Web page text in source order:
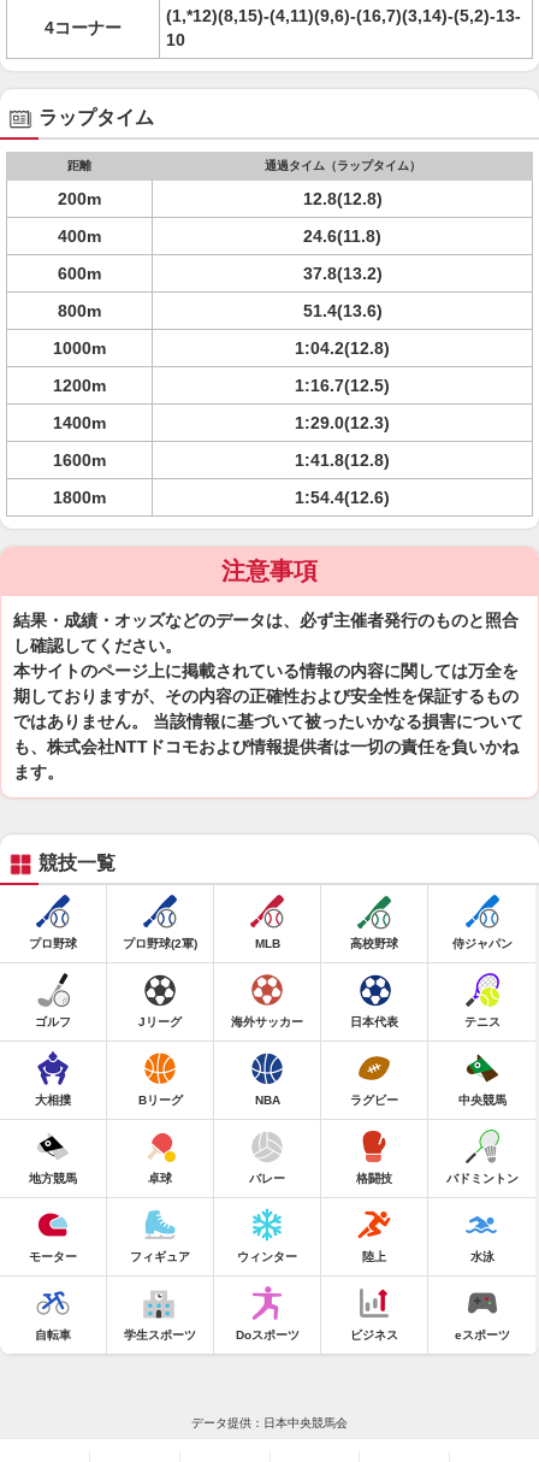
4コーナー
(1,*12)(8,15)-(4,11)(9,6)-(16,7)(3,14)-(5,2)-13-
10
ラップタイム
距離 通過タイム（ラップタイム）
200m
12.8(12.8)
400m
24.6(11.8)
600m
37.8(13.2)
800m
51.4(13.6)
1000m
1:04.2(12.8)
1200m
1:16.7(12.5)
1400m
1:29.0(12.3)
1600m
1:41.8(12.8)
1800m
1:54.4(12.6)
注意事項
結果・成績・オッズなどのデータは、必ず主催者発行のものと照合
し確認してください。
本サイトのページ上に掲載されている情報の内容に関しては万全を
期しておりますが、その内容の正確性および安全性を保証するもの
ではありません。 当該情報に基づいて被ったいかなる損害について
も、株式会社NTTドコモおよび情報提供者は一切の責任を負いかね
ます。
競技一覧
プロ野球 プロ野球(2軍) MLB 高校野球 侍ジャパン
ゴルフ Jリーグ 海外サッカー 日本代表 テニス
大相撲 Bリーグ NBA ラグビー 中央競馬
地方競馬 卓球 バレー 格闘技 バドミントン
モーター フィギュア ウィンター 陸上 水泳
自転車 学生スポーツ Doスポーツ ビジネス eスポーツ
データ提供：日本中央競馬会